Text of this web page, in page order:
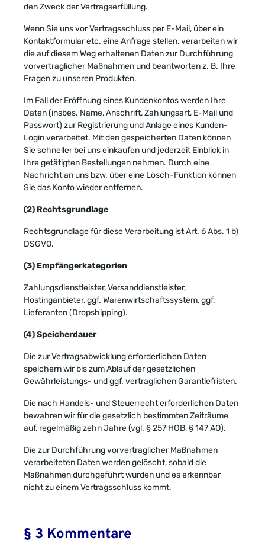
den Zweck der Vertragserfüllung.
Wenn Sie uns vor Vertragsschluss per E-Mail, über ein
Kontaktformular etc. eine Anfrage stellen, verarbeiten wir
die auf diesem Weg erhaltenen Daten zur Durchführung
vorvertraglicher Maßnahmen und beantworten z. B. Ihre
Fragen zu unseren Produkten.
Im Fall der Eröffnung eines Kundenkontos werden Ihre
Daten (insbes. Name, Anschrift, Zahlungsart, E-Mail und
Passwort) zur Registrierung und Anlage eines Kunden-
Login verarbeitet. Mit den gespeicherten Daten können
Sie schneller bei uns einkaufen und jederzeit Einblick in
Ihre getätigten Bestellungen nehmen. Durch eine
Nachricht an uns bzw. über eine Lösch-Funktion können
Sie das Konto wieder entfernen.
(2) Rechtsgrundlage
Rechtsgrundlage für diese Verarbeitung ist Art. 6 Abs. 1 b)
DSGVO.
(3) Empfängerkategorien
Zahlungsdienstleister, Versanddienstleister,
Hostinganbieter, ggf. Warenwirtschaftssystem, ggf.
Lieferanten (Dropshipping).
(4) Speicherdauer
Die zur Vertragsabwicklung erforderlichen Daten
speichern wir bis zum Ablauf der gesetzlichen
Gewährleistungs- und ggf. vertraglichen Garantiefristen.
Die nach Handels- und Steuerrecht erforderlichen Daten
bewahren wir für die gesetzlich bestimmten Zeiträume
auf, regelmäßig zehn Jahre (vgl. § 257 HGB, § 147 AO).
Die zur Durchführung vorvertraglicher Maßnahmen
verarbeiteten Daten werden gelöscht, sobald die
Maßnahmen durchgeführt wurden und es erkennbar
nicht zu einem Vertragsschluss kommt.
§ 3 Kommentare